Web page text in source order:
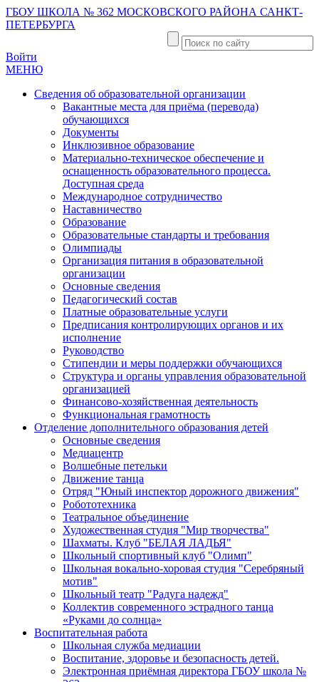
ГБОУ ШКОЛА № 362 МОСКОВСКОГО РАЙОНА САНКТ-
ПЕТЕРБУРГА
Войти
МЕНЮ
Сведения об образовательной организации
Вакантные места для приёма (перевода)
обучающихся
Документы
Инклюзивное образование
Материально-техническое обеспечение и
оснащенность образовательного процесса.
Доступная среда
Международное сотрудничество
Наставничество
Образование
Образовательные стандарты и требования
Олимпиады
Организация питания в образовательной
организации
Основные сведения
Педагогический состав
Платные образовательные услуги
Предписания контролирующих органов и их
исполнение
Руководство
Стипендии и меры поддержки обучающихся
Структура и органы управления образовательной
организацией
Финансово-хозяйственная деятельность
Функциональная грамотность
Отделение дополнительного образования детей
Основные сведения
Медиацентр
Волшебные петельки
Движение танца
Отряд "Юный инспектор дорожного движения"
Робототехника
Театральное объединение
Художественная студия "Мир творчества"
Шахматы. Клуб "БЕЛАЯ ЛАДЬЯ"
Школьный спортивный клуб "Олимп"
Школьная вокально-хоровая студия "Серебряный
мотив"
Школьный театр "Радуга надежд"
Коллектив современного эстрадного танца
«Руками до солнца»
Воспитательная работа
Школьная служба медиации
Воспитание, здоровье и безопасность детей.
Электронная приёмная директора ГБОУ школа №